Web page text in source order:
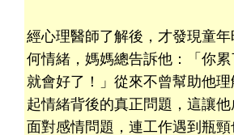
經心理醫師了解後，才發現童
何情緒，媽媽總告訴他：「你
就會好了！」從來不曾幫助他
起情緒背後的真正問題，這讓
面對感情問題，連工作遇到瓶